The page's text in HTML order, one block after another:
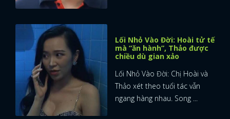
Lối Nhỏ Vào Đời: Hoài tử tế
mà “ăn hành”, Thảo được
chiều dù gian xảo
Lối Nhỏ Vào Đời: Chị Hoài và
Thảo xét theo tuổi tác vẫn
ngang hàng nhau. Song ...